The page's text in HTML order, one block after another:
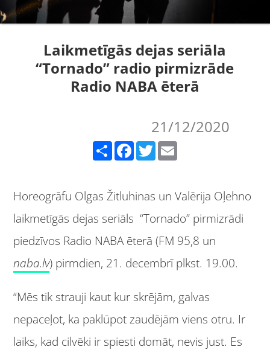
Laikmetīgās dejas seriāla
“Tornado” radio pirmizrāde
Radio NABA ēterā
21/12/2020
Share Facebook Twitter
Horeogrāfu Olgas Žitluhinas un Valērija Oļehno
laikmetīgās dejas seriāls “Tornado” pirmizrādi
piedzīvos Radio NABA ēterā (FM 95,8 un
naba.lv) pirmdien, 21. decembrī plkst. 19.00.
“Mēs tik strauji kaut kur skrējām, galvas
nepaceļot, ka paklūpot zaudējām viens otru. Ir
laiks, kad cilvēki ir spiesti domāt, nevis just. Es